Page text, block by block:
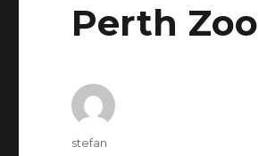
Perth
Autor
stefan